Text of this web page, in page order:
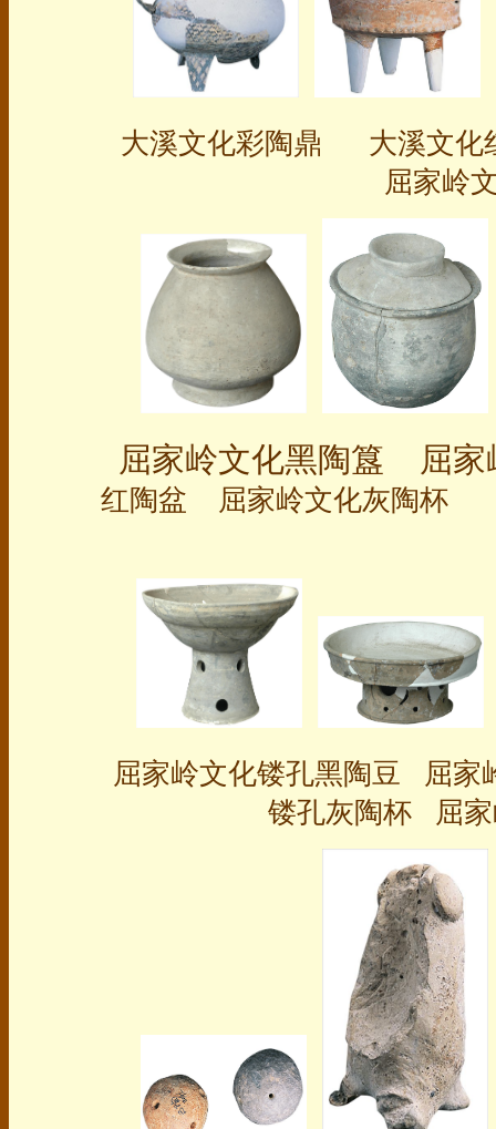
大溪文化彩陶鼎 大溪文
屈家岭
屈家岭文化黑陶簋 屈
红陶盆 屈家岭文化灰陶杯
屈家岭文化镂孔黑陶豆 屈家
镂孔灰陶杯 屈